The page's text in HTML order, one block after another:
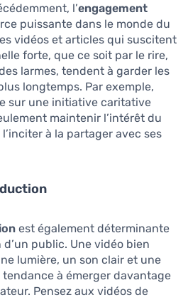
l’engagement
puissante dans le monde du
vidéos et articles qui suscitent
forte, que ce soit par le rire,
larmes, tendent à garder les
longtemps. Par exemple,
sur une initiative caritative
maintenir l’intérêt du
à la partager avec ses
est également déterminante
public. Une vidéo bien
lumière, un son clair et une
à émerger davantage
Pensez aux vidéos de